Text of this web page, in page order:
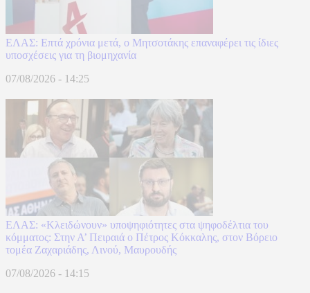
ΕΛΑΣ: Επτά χρόνια μετά, ο Μητσοτάκης επαναφέρει τις ίδιες
υποσχέσεις για τη βιομηχανία
07/08/2026 - 14:25
ΕΛΑΣ: «Κλειδώνουν» υποψηφιότητες στα ψηφοδέλτια του
κόμματος: Στην Α’ Πειραιά ο Πέτρος Κόκκαλης, στον Βόρειο
τομέα Ζαχαριάδης, Λινού, Μαυρουδής
07/08/2026 - 14:15